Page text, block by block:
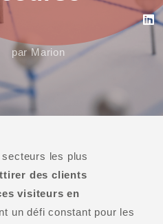
parMarion
secteurs les plus
des clients
visiteurs en
un défi constant pour les